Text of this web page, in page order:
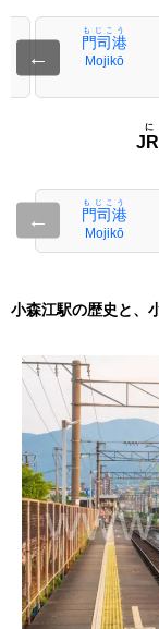
←
門司港
もじこう
Mojikō
← 門司港
もじこう
Mojikō
小森江駅の歴史と、